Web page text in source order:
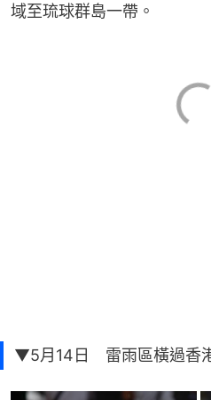
域至琉球群島一帶。
▼5月14日 雷雨區橫過香